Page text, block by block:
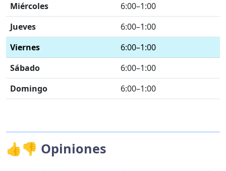
Miércoles
6:00–1:00
Jueves
6:00–1:00
Viernes
6:00–1:00
Sábado
6:00–1:00
Domingo
6:00–1:00
👍👎 Opiniones